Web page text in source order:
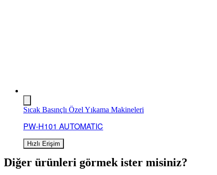
Sıcak Basınçlı Özel Yıkama Makineleri
PW-H101 AUTOMATIC
Hızlı Erişim
Diğer ürünleri görmek ister misiniz?